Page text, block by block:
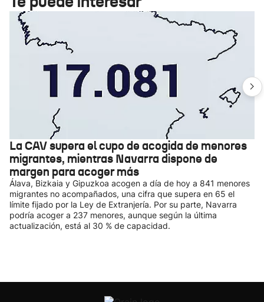
La CAV supera el cupo de acogida de menores
migrantes, mientras Navarra dispone de
margen para acoger más
Álava, Bizkaia y Gipuzkoa acogen a día de hoy a 841 menores
migrantes no acompañados, una cifra que supera en 65 el
límite fijado por la Ley de Extranjería. Por su parte, Navarra
podría acoger a 237 menores, aunque según la última
actualización, está al 30 % de capacidad.